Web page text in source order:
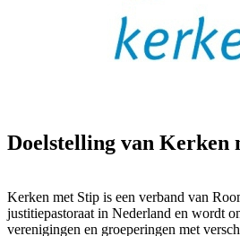
Doelstelling van Kerken
Kerken met Stip is een verband van
justitiepastoraat in Nederland en wordt
verenigingen en groeperingen met